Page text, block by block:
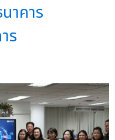
าคาร
ร